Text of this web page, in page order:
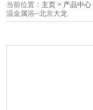
当前位置： 主页 > 产品中心
温金属浴--北京大龙